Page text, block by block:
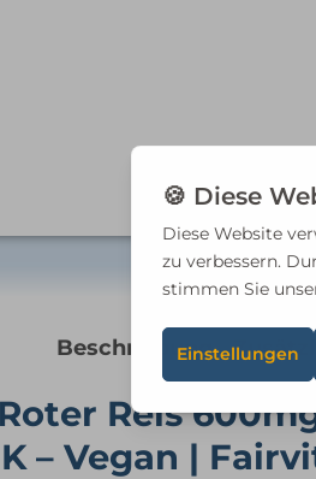
Beschreibung
Reis
– Vegan |